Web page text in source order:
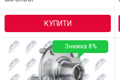
КУПИТИ
Знижка 8%